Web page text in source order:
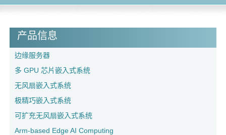
产品信息
边缘服务器
多 GPU 芯片嵌入式系统
无风扇嵌入式系统
极精巧嵌入式系统
可扩充无风扇嵌入式系统
Arm-based Edge AI Computing